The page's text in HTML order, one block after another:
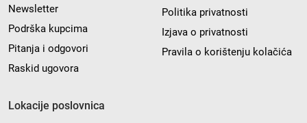
Newsletter
Podrška kupcima
Pitanja i odgovori
Raskid ugovora
Politika privatnosti
Izjava o privatnosti
Pravila o korištenju kolačića
Lokacije poslovnica